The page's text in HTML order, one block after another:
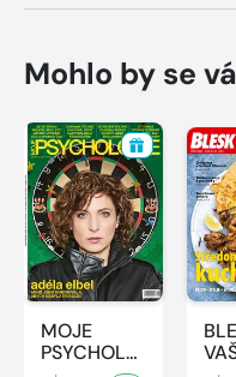
Mohlo by se
MOJE
PSYCHOLOGIE